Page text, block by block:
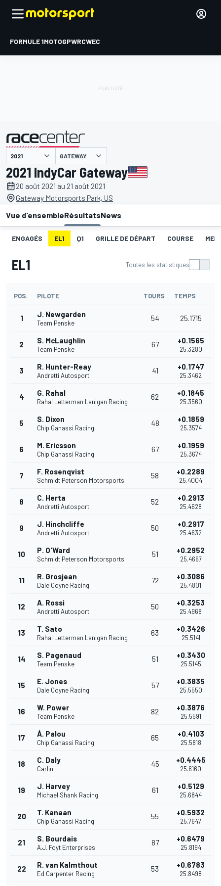
FORMULE 1MOTOGPWRCWEC
présenté par GATEWAY
2021 IndyCar Gateway
20 août 2021 au 21 août 2021
Gateway Motorsports Park, US
Vue d'ensembleRésultatsNews
ENGAGÉS EL1 Q1 GRILLE DE DÉPART COURSE
EL1 Toutes les statistiques
POS. PILOTE TOURS TEMPS
1 J. Newgarden
Team Penske
54 25.1715
2 S. McLaughlin
Team Penske
67 +0.1565
25.3280
3 R. Hunter-Reay
Andretti Autosport
41 +0.1747
25.3462
4 G. Rahal
Rahal Letterman Lanigan Racing
62 +0.1845
25.3560
5 S. Dixon
Chip Ganassi Racing
48 +0.1859
25.3574
6 M. Ericsson
Chip Ganassi Racing
67 +0.1959
25.3674
7 F. Rosenqvist
Schmidt Peterson Motorsports
58 +0.2289
25.4004
8 C. Herta
Andretti Autosport
52 +0.2913
25.4628
9 J. Hinchcliffe
Andretti Autosport
50 +0.2917
25.4632
10 P. O'Ward
Schmidt Peterson Motorsports
51 +0.2952
25.4667
11 R. Grosjean
Dale Coyne Racing
72 +0.3086
25.4801
12 A. Rossi
Andretti Autosport
50 +0.3253
25.4968
13 T. Sato
Rahal Letterman Lanigan Racing
63 +0.3426
25.5141
14 S. Pagenaud
Team Penske
51 +0.3430
25.5145
15 E. Jones
Dale Coyne Racing
57 +0.3835
25.5550
16 W. Power
Team Penske
82 +0.3876
25.5591
17 Á. Palou
Chip Ganassi Racing
65 +0.4103
25.5818
18 C. Daly
Carlin
45 +0.4445
25.6160
19 J. Harvey
Michael Shank Racing
61 +0.5129
25.6844
20 T. Kanaan
Chip Ganassi Racing
55 +0.5932
25.7647
21 S. Bourdais
A.J. Foyt Enterprises
87 +0.6479
25.8194
22 R. van Kalmthout
Ed Carpenter Racing
53 +0.6783
25.8498